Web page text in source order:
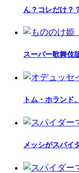
ん？コレだけ？
スーパー歌舞伎
トム・ホラン
メッシがスパイ